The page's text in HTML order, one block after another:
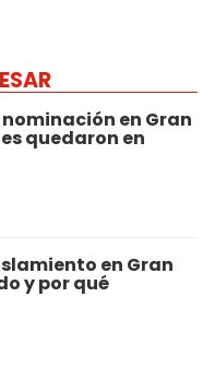
en Gran
quedaron en
en Gran
y por qué